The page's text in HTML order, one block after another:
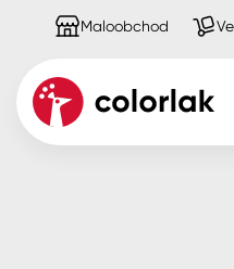
Maloobchod